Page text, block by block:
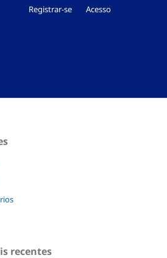
Registrar-se Acesso
recentes